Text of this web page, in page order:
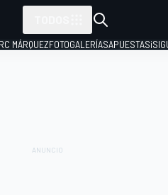
MÁRQUEZFOTOGALERÍASAPUESTAS